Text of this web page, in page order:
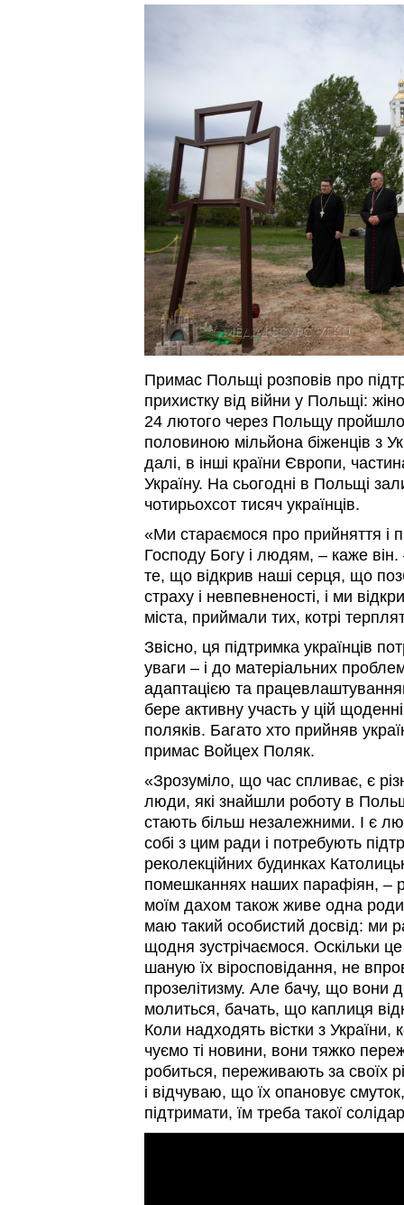
Примас Польщі розповів про
прихистку від війни у Польщі:
24 лютого через Польщу пройшло
половиною мільйона біженців з
далі, в інші країни Європи,
Україну. На сьогодні в Польщі
чотирьохсот тисяч українців.
«Ми стараємося про прийняття і
Господу Богу і людям, – каже
те, що відкрив наші серця, що
страху і невпевненості, і ми
міста, приймали тих, котрі
Звісно, ця підтримка українців
уваги – і до матеріальних
адаптацією та
бере активну участь у цій
поляків. Багато хто прийняв
примас Войцех Поляк.
«Зрозуміло, що час спливає, є
люди, які знайшли роботу в
стають більш незалежними. І є
собі з цим ради і потребують
реколекційних будинках
помешканнях наших парафіян, –
моїм дахом також живе одна
маю такий особистий досвід: ми
щодня зустрічаємося. Оскільки
шаную їх віросповідання, не
прозелітизму. Але бачу, що вони
молиться, бачать, що каплиця
Коли надходять вістки з
чуємо ті новини, вони тяжко
робиться, переживають за своїх
і відчуваю, що їх опановує
підтримати, їм треба такої